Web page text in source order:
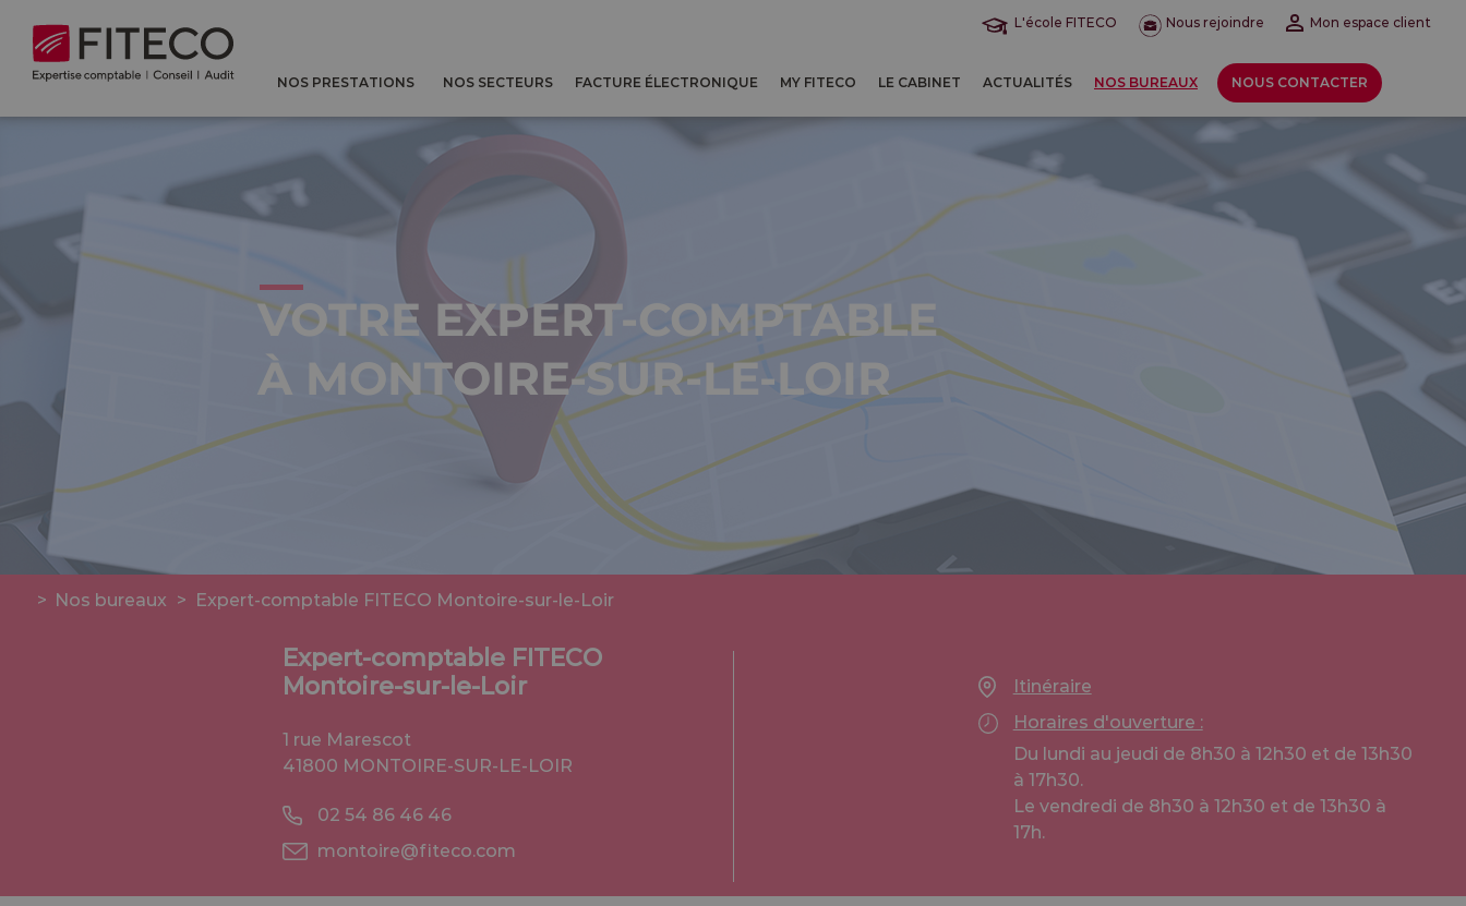
L'école FITECO Nous rejoindre Mon espace client
NOS PRESTATIONS NOS SECTEURS FACTURE ÉLECTRONIQUE MY FITECO LE CABINET ACTUALITÉS NOS BUREAUX NOUS CONTACTER
VOTRE EXPERT-COMPTABLE
À MONTOIRE-SUR-LE-LOIR
> Nos bureaux > Expert-comptable FITECO Montoire-sur-le-Loir
Expert-comptable FITECO
Montoire-sur-le-Loir
1 rue Marescot
41800 MONTOIRE-SUR-LE-LOIR
02 54 86 46 46
montoire@fiteco.com
Itinéraire
Horaires d'ouverture :
Du lundi au jeudi de 8h30 à 12h30 et de 13h30
à 17h30.
Le vendredi de 8h30 à 12h30 et de 13h30 à
17h.